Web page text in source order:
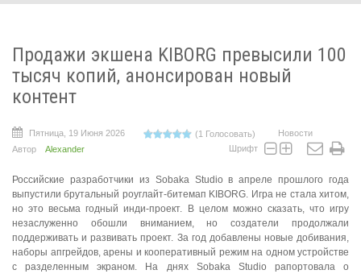
Продажи экшена KIBORG превысили 100
тысяч копий, анонсирован новый
контент
Пятница, 19 Июня 2026 (1 Голосовать)
Новости
Автор
Alexander Шрифт
Российские разработчики из Sobaka Studio в апреле прошлого года
выпустили брутальный роуглайт-битемап KIBORG. Игра не стала хитом,
но это весьма годный инди-проект. В целом можно сказать, что игру
незаслуженно обошли вниманием, но создатели продолжали
поддерживать и развивать проект. За год добавлены новые добивания,
наборы апгрейдов, арены и кооперативный режим на одном устройстве
с разделенным экраном. На днях Sobaka Studio рапортовала о